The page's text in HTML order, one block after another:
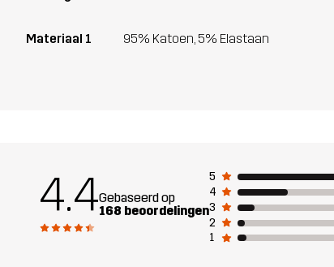
Materiaal 1 95% Katoen, 5% Elastaan
4.4Gebaseerd op
168 beoordelingen
5
4
3
2
1